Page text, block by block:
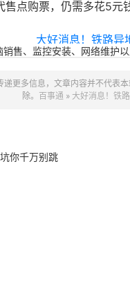
点购票，仍需多花5元钱
销售、监控安装、网络维护
递更多信息，文章内容并不代表
除。 百事通 » 大好消息！铁
你千万别跳